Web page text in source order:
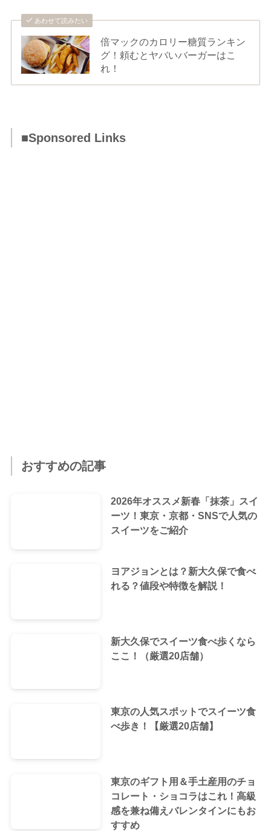
あわせて読みたい
倍マックのカロリー糖質ランキン
グ！頼むとヤバいバーガーはこ
れ！
■Sponsored Links
おすすめの記事
2026年オススメ新春「抹茶」スイ
ーツ！東京・京都・SNSで人気の
スイーツをご紹介
ヨアジョンとは？新大久保で食べ
れる？値段や特徴を解説！
新大久保でスイーツ食べ歩くなら
ここ！（厳選20店舗）
東京の人気スポットでスイーツ食
べ歩き！【厳選20店舗】
東京のギフト用＆手土産用のチョ
コレート・ショコラはこれ！高級
感を兼ね備えバレンタインにもお
すすめ